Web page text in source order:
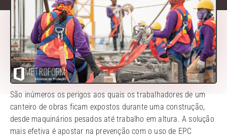
São inúmeros os perigos aos quais os trabalhadores de um
canteiro de obras ficam expostos durante uma construção,
desde maquinários pesados até trabalho em altura. A solução
mais efetiva é apostar na prevenção com o uso de EPC